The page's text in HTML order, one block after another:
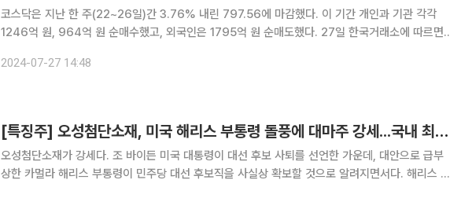
코스닥은 지난 한 주(22~26일)간 3.76% 내린 797.56에 마감했다. 이 기간 개인과 기관 각각
1246억 원, 964억 원 순매수했고, 외국인은 1795억 원 순매도했다. 27일 한국거래소에 따르면
했다. 셀리드의 아데노바이러스 벡터 플랫폼
2024-07-27 14:48
[특징주] 오성첨단소재, 미국 해리스 부통령 돌풍에 대마주 강세...국내 최초 마리화나 치료제 특허 취득 부각
오성첨단소재가 강세다. 조 바이든 미국 대통령이 대선 후보 사퇴를 선언한 가운데, 대안으로 급부
상한 카멀라 해리스 부통령이 민주당 대선 후보직을 사실상 확보할 것으로 알려지면서다. 해리스 부